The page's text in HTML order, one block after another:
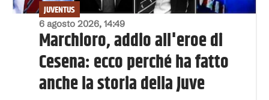
6 agosto 2026, 14:49
JUVENTUS
Marchioro, addio all'eroe di
Cesena: ecco perché ha fatto
anche la storia della Juve